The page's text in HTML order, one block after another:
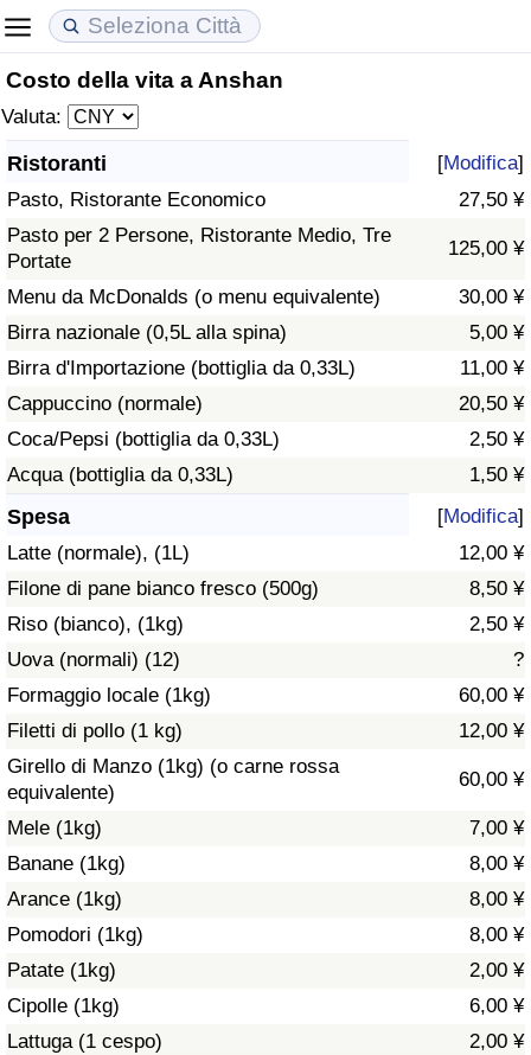
Costo della vita a Anshan
Valuta:
Ristoranti [Modifica]
Pasto, Ristorante Economico
27,50 ¥
Pasto per 2 Persone, Ristorante Medio, Tre
Portate
125,00 ¥
Menu da McDonalds (o menu equivalente)
30,00 ¥
Birra nazionale (0,5L alla spina)
5,00 ¥
Birra d'Importazione (bottiglia da 0,33L)
11,00 ¥
Cappuccino (normale)
20,50 ¥
Coca/Pepsi (bottiglia da 0,33L)
2,50 ¥
Acqua (bottiglia da 0,33L)
1,50 ¥
Spesa [Modifica]
Latte (normale), (1L)
12,00 ¥
Filone di pane bianco fresco (500g)
8,50 ¥
Riso (bianco), (1kg)
2,50 ¥
Uova (normali) (12)
?
Formaggio locale (1kg)
60,00 ¥
Filetti di pollo (1 kg)
12,00 ¥
Girello di Manzo (1kg) (o carne rossa
equivalente)
60,00 ¥
Mele (1kg)
7,00 ¥
Banane (1kg)
8,00 ¥
Arance (1kg)
8,00 ¥
Pomodori (1kg)
8,00 ¥
Patate (1kg)
2,00 ¥
Cipolle (1kg)
6,00 ¥
Lattuga (1 cespo)
2,00 ¥
Costo della vita
Indice Del Costo Della Vita (corrente)
Indice Del Costo Della Vita
Indice del Costo della Vita per Nazione
ad Aqaba
Prezzi degli immobili
Indice del Prezzo delle Case (Corrente)
Indice del Prezzo delle Case
Indice del Prezzo delle Case per Nazione
Qualità della Vita
Indice della Qualità della Vita
Indice della Qualità della Vita (Corrente)
Indice della qualità della vita per Paese
Criminalità
Indice del Tasso di Criminalità (Corrente)
Indice della Criminalità
Indice di criminalità per paese
Indice dell’Assistenza Sanitaria (Corrente)
Indice dell’Assistenza Sanitaria
Indice dell’Assistenza Sanitaria per
Nazione
Inquinamento
Indice dell’Inquinamento (Corrente)
Indice di inquinamento
Indice dell’Inquinamento per Nazione